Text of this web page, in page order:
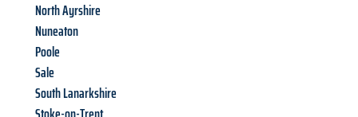
North Ayrshire
Nuneaton
Poole
Sale
South Lanarkshire